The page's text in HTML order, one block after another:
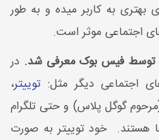
به کاربر میده و به طور
اجتماعی موثر است.
در
اجتماعی دیگر مثل: توییتر،
گوگل پلاس) و حتی تلگرام
هستند. خود توییتر به صورت